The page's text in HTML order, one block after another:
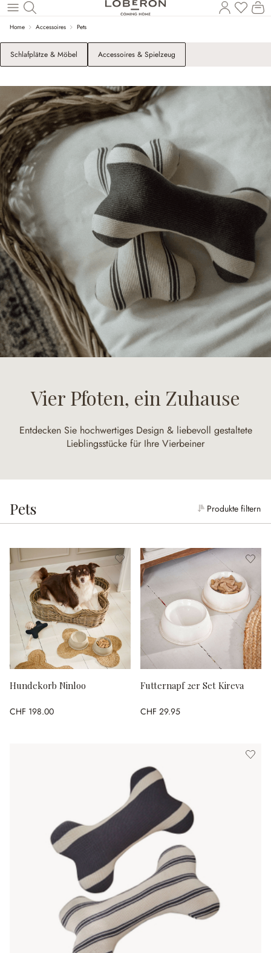
Zum Hauptinhalt springen
Home Accessoires Pets
Schlafplätze & Möbel Accessoires & Spielzeug
Vier Pfoten, ein Zuhause
Entdecken Sie hochwertiges Design & liebevoll gestaltete
Lieblingsstücke für Ihre Vierbeiner
Pets Produkte filtern
Hundekorb Ninloo
CHF 198.00
Futternapf 2er Set Kireva
CHF 29.95